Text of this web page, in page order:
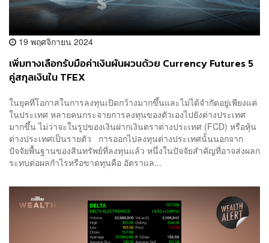
19 พฤศจิกายน 2024
เพิ่มทางเลือกรับมือค่าเงินผันผวนด้วย Currency Futures 5
คู่สกุลเงินใน TFEX
ในยุคที่โอกาสในการลงทุนเปิดกว้างมากขึ้นและไม่ได้จำกัดอยู่เพียงแค่
ในประเทศ หลายคนกระจายการลงทุนของตัวเองไปยังต่างประเทศ
มากขึ้น ไม่ว่าจะในรูปของเงินฝากเงินตราต่างประเทศ (FCD) หรือหุ้น
ต่างประเทศเป็นรายตัว การออกไปลงทุนต่างประเทศนั้นนอกจาก
ปัจจัยพื้นฐานของสินทรัพย์ที่ลงทุนแล้ว หนึ่งในปัจจัยสำคัญที่อาจส่งผลก
ระทบต่อผลกำไรหรือขาดทุนคือ อัตราแล...